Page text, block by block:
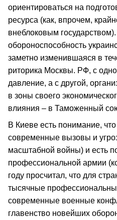
ориентироваться на
ресурса (как, впрочем,
внеблоковым
обороноспособность
заметно изменившаяся в
риторика Москвы. РФ, с
давление, а с другой,
в зоны своего
влияния – в Таможенный
В Киеве есть понимание,
современные вызовы и
масштабной войны) и есть
профессиональной армии
году просчитал, что для
тысячные
современные военные
главенство новейших